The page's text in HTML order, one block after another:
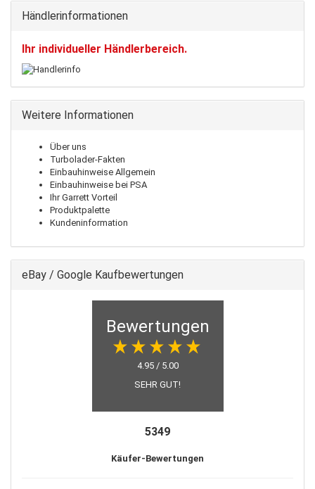
Händlerinformationen
Ihr individueller Händlerbereich.
Weitere Informationen
Über uns
Turbolader-Fakten
Einbauhinweise Allgemein
Einbauhinweise bei PSA
Ihr Garrett Vorteil
Produktpalette
Kundeninformation
eBay / Google Kaufbewertungen
Bewertungen
4.95 / 5.00
SEHR GUT!
5349
Käufer-Bewertungen